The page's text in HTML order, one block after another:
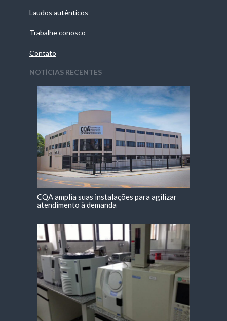
Laudos autênticos
Trabalhe conosco
Contato
NOTÍCIAS RECENTES
CQA amplia suas instalações para agilizar
atendimento à demanda